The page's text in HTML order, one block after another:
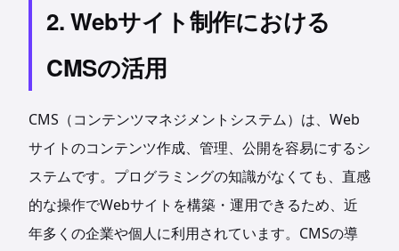
2. Webサイト制作における
CMSの活用
CMS（コンテンツマネジメントシステム）は、Web
サイトのコンテンツ作成、管理、公開を容易にするシ
ステムです。プログラミングの知識がなくても、直感
的な操作でWebサイトを構築・運用できるため、近
年多くの企業や個人に利用されています。CMSの導